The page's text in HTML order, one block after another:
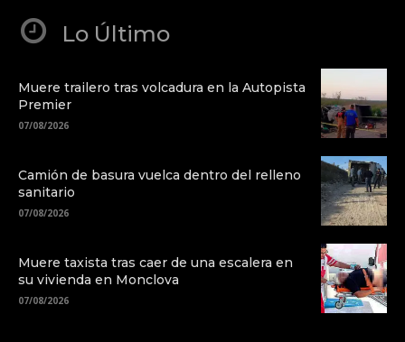
Lo Último
Muere trailero tras volcadura en la Autopista
Premier
07/08/2026
Camión de basura vuelca dentro del relleno
sanitario
07/08/2026
Muere taxista tras caer de una escalera en
su vivienda en Monclova
07/08/2026